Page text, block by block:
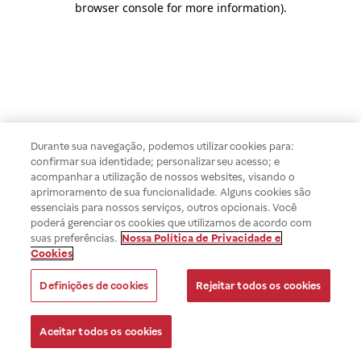
browser console for more information).
Durante sua navegação, podemos utilizar cookies para:
confirmar sua identidade; personalizar seu acesso; e
acompanhar a utilização de nossos websites, visando o
aprimoramento de sua funcionalidade. Alguns cookies são
essenciais para nossos serviços, outros opcionais. Você
poderá gerenciar os cookies que utilizamos de acordo com
suas preferências. Nossa Política de Privacidade e
Cookies
Definições de cookies Rejeitar todos os cookies
Aceitar todos os cookies